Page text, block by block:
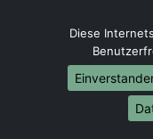
Umzug von
Umzug von
Umzug von
Umzug von
Umzug von
Diese